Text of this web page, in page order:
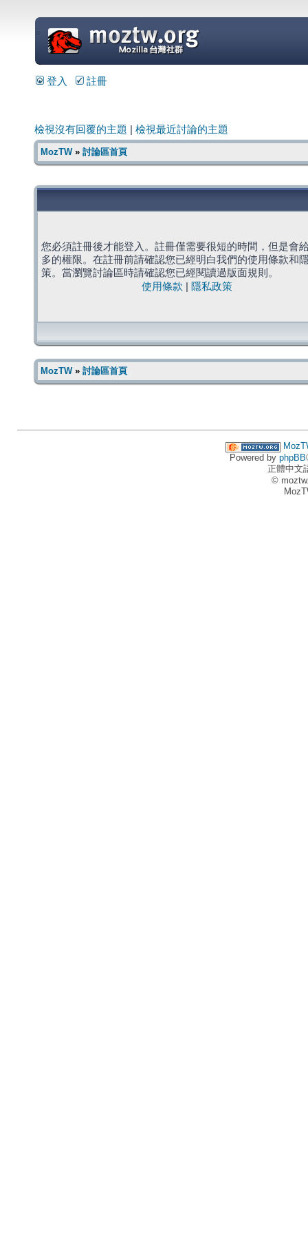
=
登入 註冊
檢視沒有回覆的主題 檢視最近討論的主題
MozTW» 討論區首頁
您必須註冊後才能登入。註冊僅需要很短的時間，但是會
多的權限。在註冊前請確認您已經明白我們的使用條款和
策。當瀏覽討論區時請確認您已經閱讀過版面規則。
使用條款
隱私政策
MozTW» 討論區首頁
Powered by phpBB
正體中文
©